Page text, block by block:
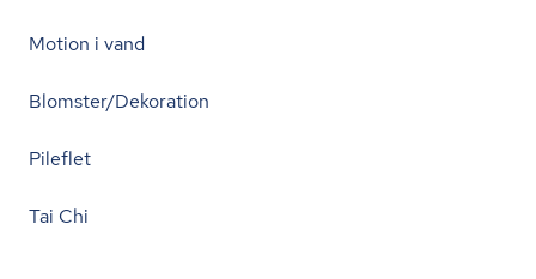
Motion i vand
Blomster/Dekoration
Pileflet
Tai Chi